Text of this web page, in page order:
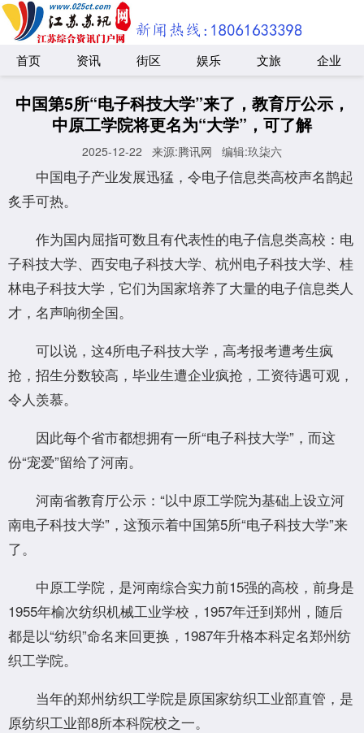
首页 资讯 街区 娱乐 文旅 企业
中国第5所“电子科技大学”来了，教育厅公示，
中原工学院将更名为“大学”，可了解
2025-12-22 来源:腾讯网 编辑:玖柒六
中国电子产业发展迅猛，令电子信息类高校声名鹊起
炙手可热。
作为国内屈指可数且有代表性的电子信息类高校：电
子科技大学、西安电子科技大学、杭州电子科技大学、桂
林电子科技大学，它们为国家培养了大量的电子信息类人
才，名声响彻全国。
可以说，这4所电子科技大学，高考报考遭考生疯
抢，招生分数较高，毕业生遭企业疯抢，工资待遇可观，
令人羡慕。
因此每个省市都想拥有一所“电子科技大学”，而这
份“宠爱”留给了河南。
河南省教育厅公示：“以中原工学院为基础上设立河
南电子科技大学”，这预示着中国第5所“电子科技大学”来
了。
中原工学院，是河南综合实力前15强的高校，前身是
1955年榆次纺织机械工业学校，1957年迁到郑州，随后
都是以“纺织”命名来回更换，1987年升格本科定名郑州纺
织工学院。
当年的郑州纺织工学院是原国家纺织工业部直管，是
原纺织工业部8所本科院校之一。